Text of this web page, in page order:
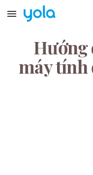
Skip to main content
Hướng
máy tính